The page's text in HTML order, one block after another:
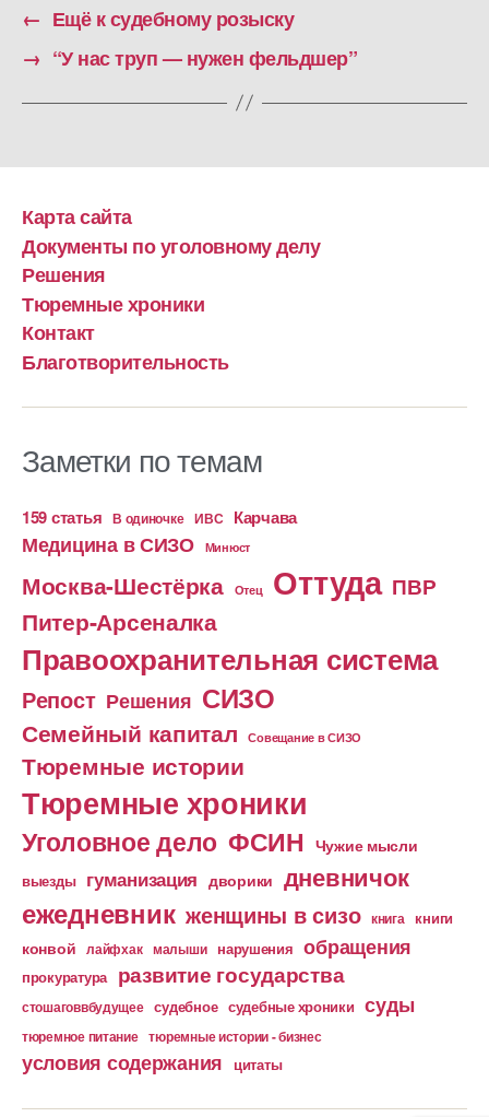
← Ещё к судебному розыску
→ “У нас труп — нужен фельдшер”
Карта сайта
Документы по уголовному делу
Решения
Тюремные хроники
Контакт
Благотворительность
Заметки по темам
159 статья В одиночке ИВС Карчава
Медицина в СИЗО Минюст
Москва-Шестёрка Отец Оттуда ПВР
Питер-Арсеналка
Правоохранительная система
Репост Решения СИЗО
Семейный капитал Совещание в СИЗО
Тюремные истории
Тюремные хроники
Уголовное дело ФСИН Чужие мысли
выезды гуманизация дворики дневничок
ежедневник женщины в сизо книга книги
конвой лайфхак малыши нарушения обращения
прокуратура развитие государства
стошаговвбудущее судебное судебные хроники суды
тюремное питание тюремные истории - бизнес
условия содержания цитаты